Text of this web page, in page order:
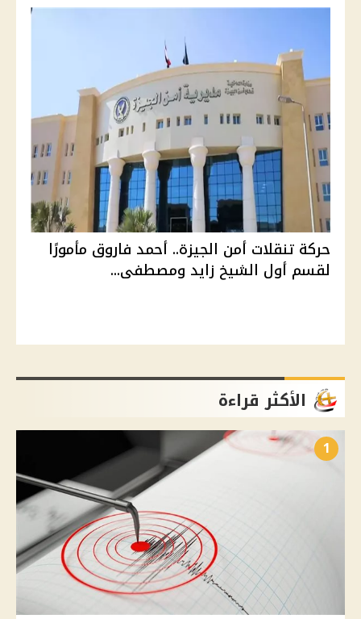
حركة تنقلات أمن الجيزة.. أحمد فاروق مأمورًا
لقسم أول الشيخ زايد ومصطفى...
الأكثر قراءة
1